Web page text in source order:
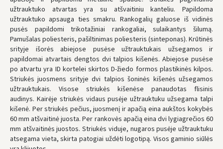
užtrauktuko atvartas yra su atšvaitiniu kanteliu. Papildoma
užtrauktuko apsauga ties smakru. Rankogalių galuose iš vidinės
pusės papildomi trikotažiniai rankogaliai, sulaikantys šilumą.
Pamušalas poliesteris, pašiltinimas poliesteris (sinteponas). Krūtinės
srityje išorės abiejose pusėse užtrauktukais užsegamos ir
papildomai atvartais dengtos dvi talpios kišenės. Abiejose pusėse
po atvartu yra ID kortelei skirtos D-žiedo formos plastikinės kilpos.
Striukės juosmens srityje dvi talpios šoninės kišenės užsegamos
užtrauktukais. Visose striukės kišenėse panaudotas flisinis
audinys. Kairėje striukės vidaus pusėje užtrauktuku užsegama talpi
kišenė. Per striukės pečius, juosmenį ir apačią eina aukštos kokybės
60 mm atšvaitinė juosta. Per rankovės apačią eina dvi lygiagrečios 60
mm atšvaitinės juostos. Striukės viduje, nugaros pusėje užtrauktuku
atsegama vieta, skirta patogiai uždėti logotipą. Visos gaminio siūlės